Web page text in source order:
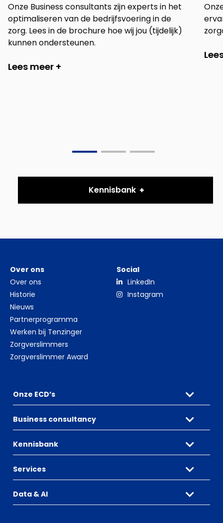
Onze Business consultants zijn experts in het
optimaliseren van de bedrijfsvoering in de
zorg. Lees in de brochure hoe wij jou (tijdelijk)
kunnen ondersteunen.
Lees meer +
Go
Go
1
Go
2
Kennisbank
Over ons
Over ons
Historie
Nieuws
Partnerprogramma
Werken bij Tenzinger
Zorgverslimmers
Zorgverslimmer Award
Social
LinkedIn
Instagram
Onze ECD’s
Business consultancy
Kennisbank
Services
Data & AI